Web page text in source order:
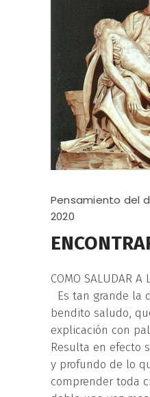
Pensamiento del
2020
COMO SALUDAR A
Es tan grande la
bendito saludo,
explicación con
Resulta en efecto
y profundo de lo
comprender toda